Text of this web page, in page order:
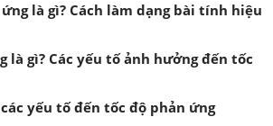
là gì? Cách làm dạng bài tính hiệu
là gì? Các yếu tố ảnh hưởng đến tốc
yếu tố đến tốc độ phản ứng